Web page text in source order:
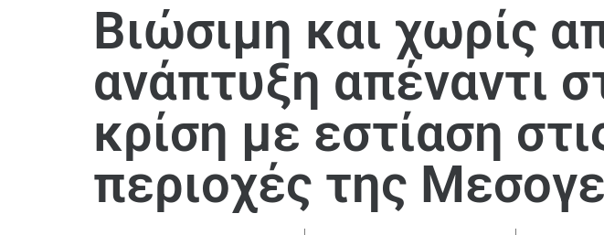
Βιώσιμη και χωρίς
ανάπτυξη απέναντι
κρίση με εστίαση
περιοχές της